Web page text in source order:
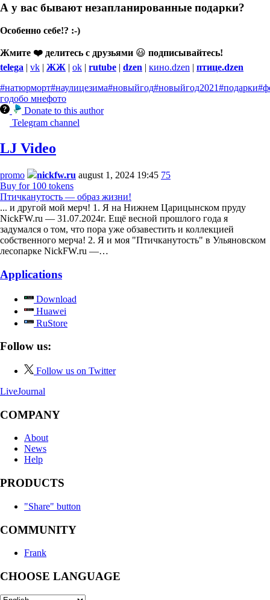
А у вас бывают незапланированные подарки?
Особенно себе!? :-)
Жмите ❤️ делитесь с друзьями 😃 подписывайтесь!
telega | vk | ЖЖ | ok | rutube | dzen | кино.dzen | птице.dzen
#натюрморт#наулицезима#новыйгод#новыйгод2021#подарки
годобо мнефото
Donate to this author
Telegram channel
LJ Video
promo nickfw.ru august 1, 2024 19:45 75
Buy for 100 tokens
Птичканутость — образ жизни!
... и другой мой мерч! 1. Я на Нижнем Царицынском пруду
NickFW.ru — 31.07.2024г. Ещё весной прошлого года я
задумался о том, что пора уже обзавестить и коллекцией
собственного мерча! 2. Я и моя "Птичканутость" в Ульяновском
лесопарке NickFW.ru —…
Applications
Download
Huawei
RuStore
Follow us:
Follow us on Twitter
LiveJournal
COMPANY
About
News
Help
PRODUCTS
"Share" button
COMMUNITY
Frank
CHOOSE LANGUAGE